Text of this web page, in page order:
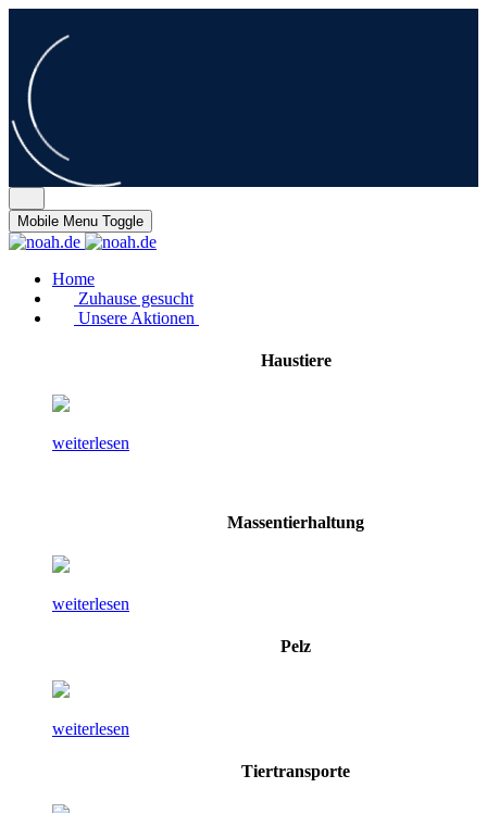
Mobile Menu Toggle
Home
Zuhause gesucht
Unsere Aktionen
Haustiere
weiterlesen
Massentierhaltung
weiterlesen
Pelz
weiterlesen
Tiertransporte